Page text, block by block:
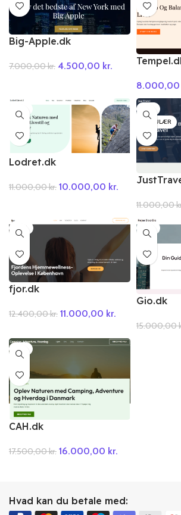
Big-Apple.dk
7.000,00kr. 4.500,00 kr.
8.000,00
Lodret.dk
11.000,00kr. 10.000,00 kr.
POPULÆR
11.000,00
-11%
fjor.dk
12.400,00kr. 11.000,00 kr.
-3%
Gio.dk
15.000,00
-9%
CAH.dk
17.500,00kr. 16.000,00 kr.
Hvad kan du betale med: